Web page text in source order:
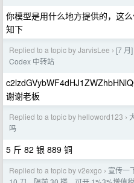
你模型是用什么地方提供的，这
知下
Replied to a topic by JarvisLee › [7 月
Codex 中转站
谢谢老板
Replied to a topic by helloword123 ›
吗
5 斤 82 银 889 铜
Replied to a topic by v2exgo › 宣传一